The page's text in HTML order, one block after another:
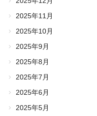
2025年11月
2025年10月
2025年9月
2025年8月
2025年7月
2025年6月
2025年5月